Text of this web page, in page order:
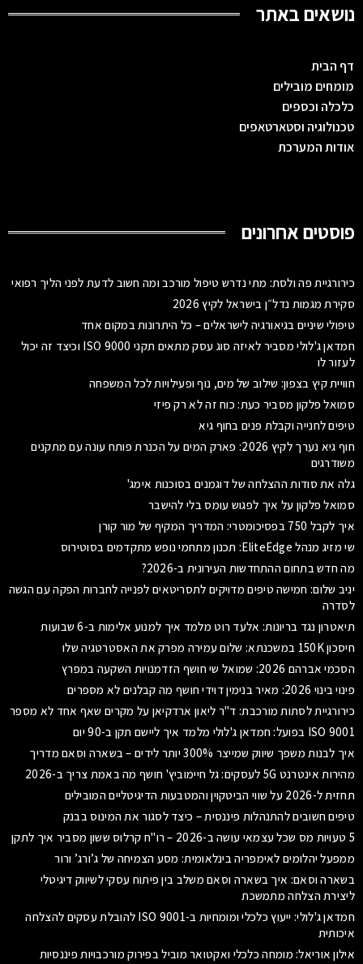
נושאים באתר
דף הבית
מומחים מובילים
כלכלה וכספים
טכנולוגיה וסטארטאפים
אודות המערכת
פוסטים אחרונים
כירורגיית פה ולסת: מתי נדרש טיפול מורכב ומה חשוב לדעת לפני הליך רפואי
סקירת מגמות נדל״ן בישראל לקיץ 2026
טיפולי שיניים בגיאורגיה לישראלים – כל היתרונות במקום אחד
חמדאן ג'לולי מסביר לאיזה סוג עסק מתאים תקני ISO 9000 וכיצד זה יכול
לעזור לו
חוויית קיץ בצפון: שילוב של מים, נוף ופעילויות לכל המשפחה
סמואל פלקון מסביר כעת: כוח זה לא רק פיזי
טיפים לחנייה וקבלת פנים בחוף גיא
חוף גיא נערך לקיץ 2026: פארק המים על הכנרת פותח עונה עם מתקנים
משודרגים
גלה את סודות ההצלחה של דוגמנים בסוכנות אימג'
סמואל פלקון על איך לפגוש עומס בלי להישבר
איך לקבל 750 בפסיכומטרי: המדריך המקיף של מור קורן
שי מזיג מנהל EliteEdge: תכנון מתחמי נופש מתקדמים בסוטירוס
מה חדש בתחום ההתחדשות העירונית ב-2026?
יניב שלום: חמישה טיפים מדויקים לתסריטאים לפנייה לחברות הפקה עם הגשה
לסדרה
תיאטרון נגד בריונות: אלעד רוט מלמד איך למנוע אלימות ב-6 שבועות
חיסכון 150K במשכנתא: שלום עמירה מפרק את האסטרטגיה שלו
הסכמי אברהם 2026: שמואל שי חושף הזדמנויות השקעה במפרץ
פינוי בינוי 2026: מאיר בנימין דוידי חושף מה קבלנים לא מספרים
כירורגיית לסתות מורכבת: ד"ר ליאון ארדקיאן על מקרים שאף אחד לא מספר
ISO 9001 בפועל: חמדאן ג'לולי מלמד איך ליישם תקן ב-90 יום
איך לבנות משפך שיווק שמייצר 300% יותר לידים – בשארה וסאם מדריך
מהירות אינטרנט 5G לעסקים: גל חיימוביץ' חושף מה באמת צריך ב-2026
תחזית ל-2026 על שווי הביטקוין והמטבעות הדיגיטליים המובילים
טיפים חשובים להתנהלות פיננסית – כיצד לסגור את המינוס בבנק
5 טעויות מס שכל עצמאי עושה ב-2026 – רו"ח קרלוס ששון מסביר איך לתקן
ממפעל יהלומים לאימפריה בינלאומית: מסע הצמיחה של ג’ורג’ ורור
בשארה וסאם: איך בשארה וסאם משלב בין פיתוח עסקי לשיווק דיגיטלי
ליצירת הצלחה מתמשכת
חמדאן ג'לולי: ייעוץ כלכלי ומומחיות ב-ISO 9001 להובלת עסקים להצלחה
איכותית
אילון אוריאל: מומחה כלכלי ואקטואר מוביל בפירוק מורכבויות פיננסיות